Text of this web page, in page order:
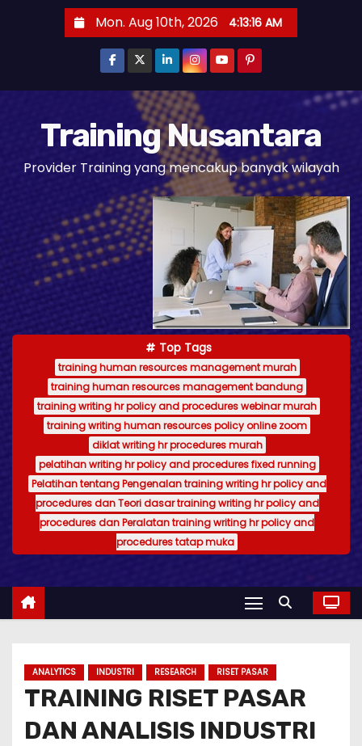
t
Mon. Aug 10th, 2026 4:13:17 AM
Training Nusantara
Provider Training yang mencakup banyak wilayah
Top Tags
training human resources management murah
training human resources management bandung
training writing hr policy and procedures webinar murah
training writing human resources policy online zoom
diklat writing hr procedures murah
pelatihan writing hr policy and procedures fixed running
Pelatihan tentang Pengenalan training writing hr policy and
procedures dan Teori dasar training writing hr policy and
procedures dan Peralatan training writing hr policy and
procedures tatap muka
ANALYTICS INDUSTRI RESEARCH RISET PASAR
TRAINING RISET PASAR
DAN ANALISIS INDUSTRI